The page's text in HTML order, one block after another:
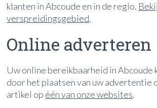
klanten in Abcoude en in de regio.
verspreidingsgebied.
Online adverteren
Uw online bereikbaarheid in Abcoude
door het plaatsen van uw advertentie
artikel op één van onze websites.